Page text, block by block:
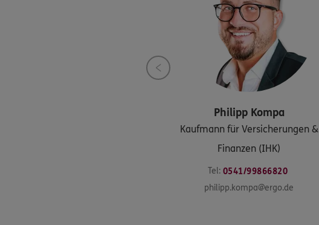
Philipp Kompa
Kaufmann für Versicherungen &
Finanzen (IHK)
Tel: 0541/99866820
philipp.kompa@ergo.de